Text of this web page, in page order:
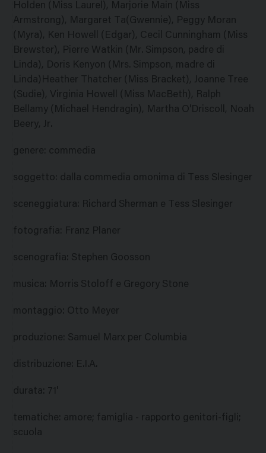
Holden (Miss Laurel), Marjorie Main (Miss
Armstrong), Margaret Ta(Gwennie), Peggy Moran
(Myra), Ken Howell (Edgar), Cecil Cunningham (Miss
Brewster), Pierre Watkin (Mr. Simpson, padre di
Linda), Doris Kenyon (Mrs. Simpson, madre di
Linda)Heather Thatcher (Miss Bracket), Joanne Tree
(Sudie), Virginia Howell (Miss MacBeth), Ralph
Bellamy (Michael Hendragin), Martha O'Driscoll, Noah
Beery, Jr.
genere: commedia
soggetto: dalla commedia omonima di Tess Slesinger
sceneggiatura: Richard Sherman e Tess Slesinger
fotografia: Franz Planer
scenografia: Stephen Goosson
musica: Morris Stoloff e Gregory Stone
montaggio: Otto Meyer
produzione: Samuel Marx per Columbia
distribuzione: E.I.A.
durata: 71'
tematiche: amore; famiglia - rapporto genitori-figli;
scuola